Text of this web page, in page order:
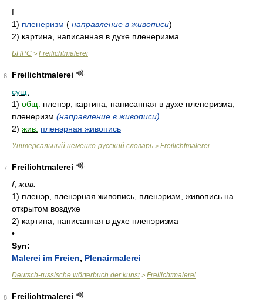
f
1) пленеризм ( направление в живописи)
2) картина, написанная в духе пленеризма
БНРС > Freilichtmalerei
6
Freilichtmalerei
сущ.
1) общ.
пленэр, картина, написанная в духе пленеризма,
пленеризм (направление в живописи)
2) жив. пленэрная живопись
Универсальный немецко-русский словарь > Freilichtmalerei
7
Freilichtmalerei
f, жив.
1) пленэр, пленэрная живопись, пленэризм, живопись на
открытом воздухе
2) картина, написанная в духе пленэризма
•
Syn:
Malerei im Freien, Plenairmalerei
Deutsch-russische wörterbuch der kunst> Freilichtmalerei
8
Freilichtmalerei